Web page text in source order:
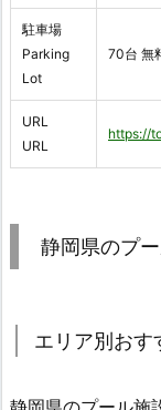
駐車場
Parking
Lot
70台 無
URL
URL
https://
静岡県のプ
エリア別おす